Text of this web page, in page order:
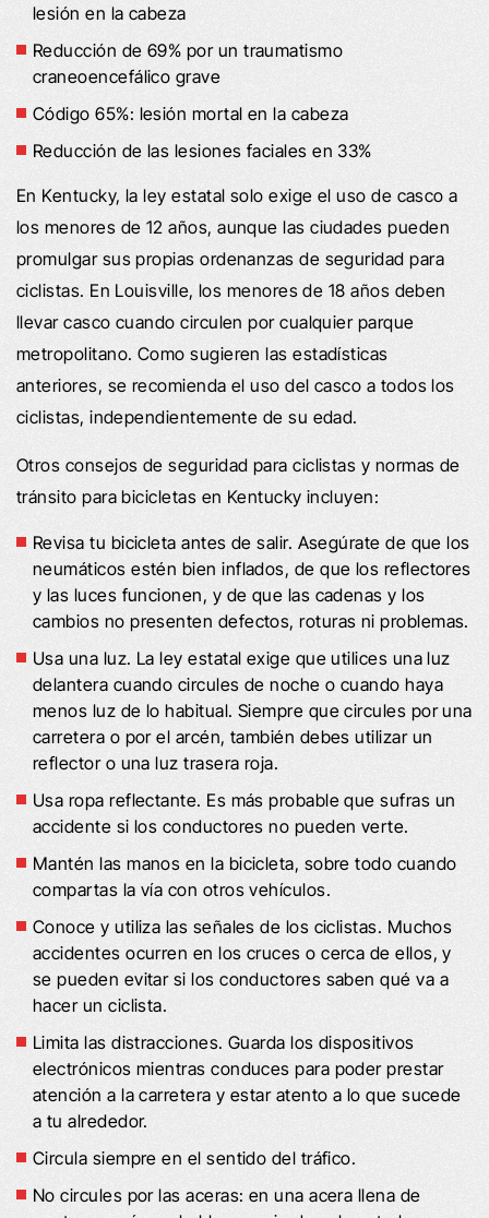
lesión en la cabeza
Reducción de 69% por un traumatismo
craneoencefálico grave
Código 65%: lesión mortal en la cabeza
Reducción de las lesiones faciales en 33%
En Kentucky, la ley estatal solo exige el uso de casco a
los menores de 12 años, aunque las ciudades pueden
promulgar sus propias ordenanzas de seguridad para
ciclistas. En Louisville, los menores de 18 años deben
llevar casco cuando circulen por cualquier parque
metropolitano. Como sugieren las estadísticas
anteriores, se recomienda el uso del casco a todos los
ciclistas, independientemente de su edad.
Otros consejos de seguridad para ciclistas y normas de
tránsito para bicicletas en Kentucky incluyen:
Revisa tu bicicleta antes de salir. Asegúrate de que los
neumáticos estén bien inflados, de que los reflectores
y las luces funcionen, y de que las cadenas y los
cambios no presenten defectos, roturas ni problemas.
Usa una luz. La ley estatal exige que utilices una luz
delantera cuando circules de noche o cuando haya
menos luz de lo habitual. Siempre que circules por una
carretera o por el arcén, también debes utilizar un
reflector o una luz trasera roja.
Usa ropa reflectante. Es más probable que sufras un
accidente si los conductores no pueden verte.
Mantén las manos en la bicicleta, sobre todo cuando
compartas la vía con otros vehículos.
Conoce y utiliza las señales de los ciclistas. Muchos
accidentes ocurren en los cruces o cerca de ellos, y
se pueden evitar si los conductores saben qué va a
hacer un ciclista.
Limita las distracciones. Guarda los dispositivos
electrónicos mientras conduces para poder prestar
atención a la carretera y estar atento a lo que sucede
a tu alrededor.
Circula siempre en el sentido del tráfico.
No circules por las aceras: en una acera llena de